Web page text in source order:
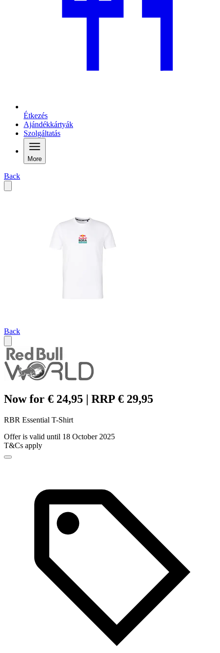
Étkezés
Ajándékkártyák
Szolgáltatás
More
Back
Back
Now for € 24,95 | RRP € 29,95
RBR Essential T-Shirt
Offer is valid until 18 October 2025
T&Cs apply